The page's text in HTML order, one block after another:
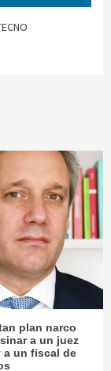
plan narco
a un juez
a un fiscal de